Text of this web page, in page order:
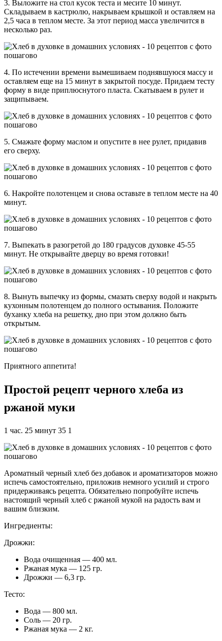
3. Выложите на стол кусок теста и месите 10 минут.
Складываем в кастрюлю, накрываем крышкой и оставляем на
2,5 часа в теплом месте. За этот период масса увеличится в
несколько раз.
4. По истечении времени вымешиваем поднявшуюся массу и
оставляем еще на 15 минут в закрытой посуде. Придаем тесту
форму в виде приплюснутого пласта. Скатываем в рулет и
защипываем.
5. Смажьте форму маслом и опустите в нее рулет, придавив
его сверху.
6. Накройте полотенцем и снова оставьте в теплом месте на 40
минут.
7. Выпекать в разогретой до 180 градусов духовке 45-55
минут. Не открывайте дверцу во время готовки!
8. Вынуть выпечку из формы, смазать сверху водой и накрыть
кухонным полотенцем до полного остывания. Положите
буханку хлеба на решетку, дно при этом должно быть
открытым.
Приятного аппетита!
Простой рецепт черного хлеба из
ржаной муки
1 час. 25 минут 35 1
Ароматный черный хлеб без добавок и ароматизаторов можно
испечь самостоятельно, приложив немного усилий и строго
придерживаясь рецепта. Обязательно попробуйте испечь
настоящий черный хлеб с ржаной мукой на радость вам и
вашим близким.
Ингредиенты:
Дрожжи:
Вода очищенная — 400 мл.
Ржаная мука — 125 гр.
Дрожжи — 6,3 гр.
Тесто:
Вода — 800 мл.
Соль — 20 гр.
Ржаная мука — 2 кг.